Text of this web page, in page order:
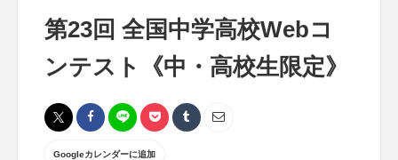
第23回 全国中学高校Webコ
ンテスト《中・高校生限定》
Googleカレンダーに追加